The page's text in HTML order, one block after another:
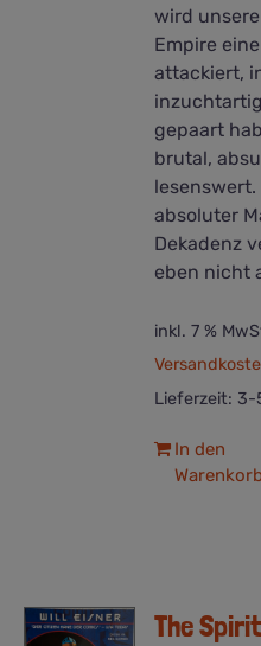
wird
Empire
attackiert,
gepaart
brutal,
lesenswert.
absoluter
Dekadenz
eben nicht
inkl. 7 %
Lieferzeit: 3-
In den
Warenkorb
The